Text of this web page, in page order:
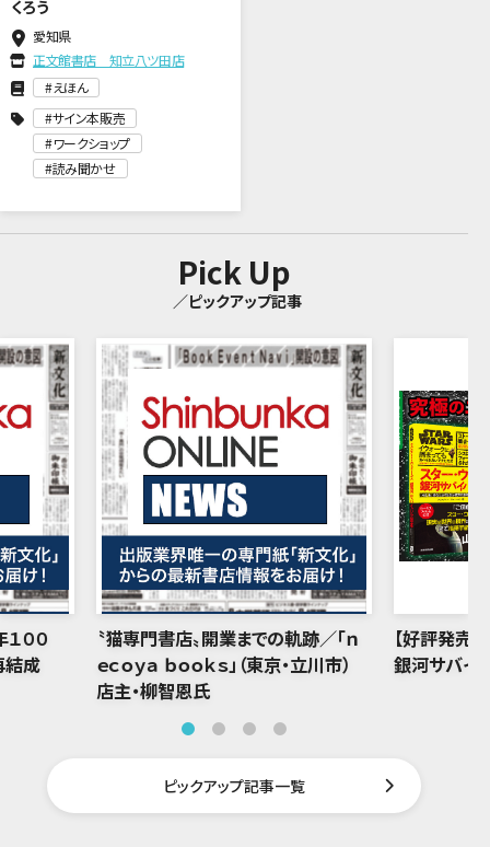
くろう
愛知県
正文館書店 知立八ツ田店
えほん
サイン本販売
ワークショップ
読み聞かせ
Pick Up
／ピックアップ記事
００
結成
〝猫専門書店〟開業までの軌跡／「ｎ
ｅｃｏｙａ ｂｏｏｋｓ」（東京・立川市）
店主・柳智恩氏
【好評発売中
銀河サバイ
ピックアップ記事一覧